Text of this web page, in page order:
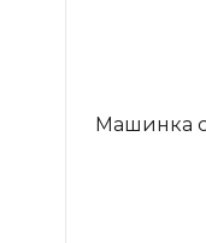
Машинка с